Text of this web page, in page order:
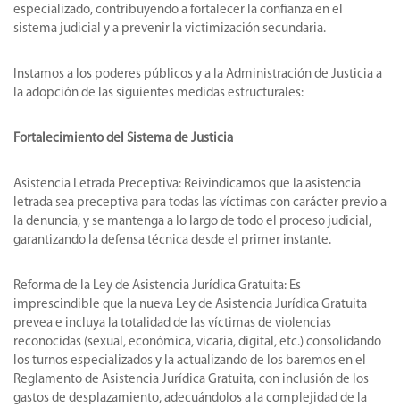
especializado, contribuyendo a fortalecer la confianza en el
sistema judicial y a prevenir la victimización secundaria.
Instamos a los poderes públicos y a la Administración de Justicia a
la adopción de las siguientes medidas estructurales:
Fortalecimiento del Sistema de Justicia
Asistencia Letrada Preceptiva: Reivindicamos que la asistencia
letrada sea preceptiva para todas las víctimas con carácter previo a
la denuncia, y se mantenga a lo largo de todo el proceso judicial,
garantizando la defensa técnica desde el primer instante.
Reforma de la Ley de Asistencia Jurídica Gratuita: Es
imprescindible que la nueva Ley de Asistencia Jurídica Gratuita
prevea e incluya la totalidad de las víctimas de violencias
reconocidas (sexual, económica, vicaria, digital, etc.) consolidando
los turnos especializados y la actualizando de los baremos en el
Reglamento de Asistencia Jurídica Gratuita, con inclusión de los
gastos de desplazamiento, adecuándolos a la complejidad de la